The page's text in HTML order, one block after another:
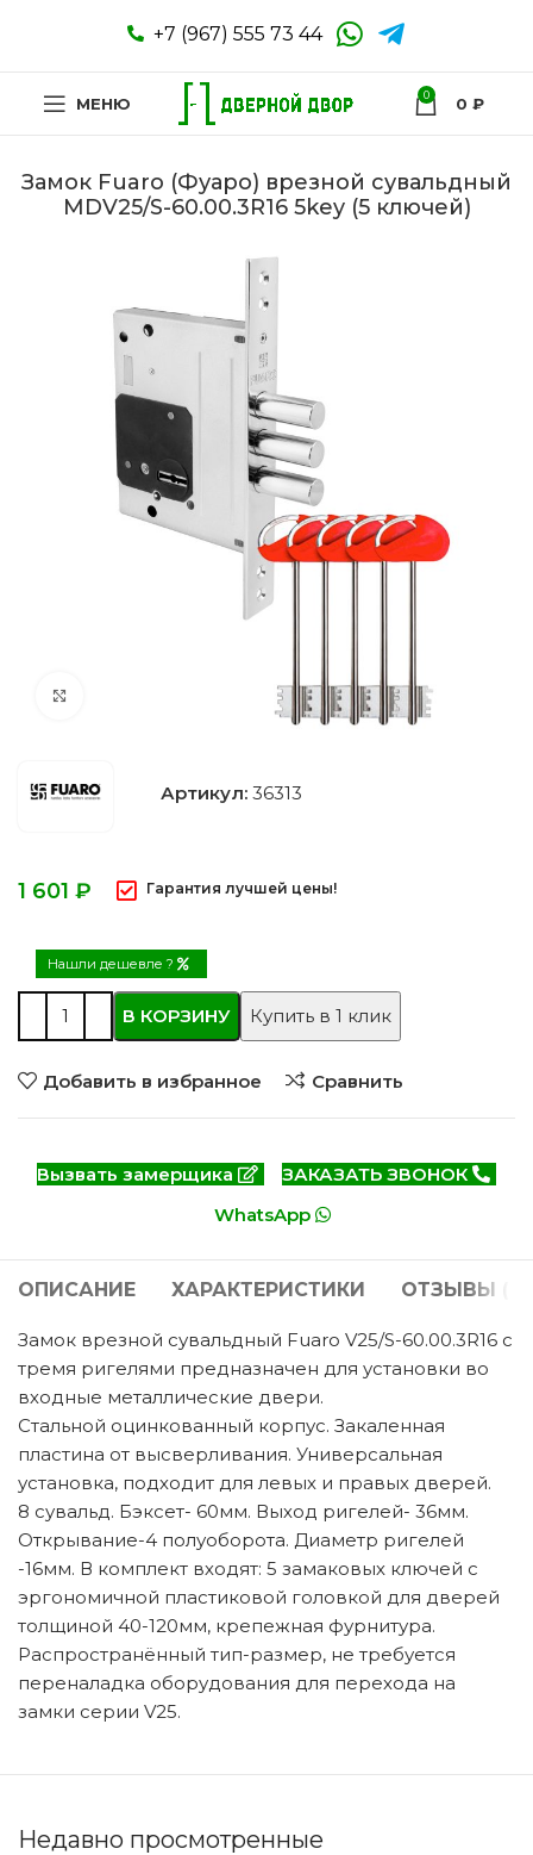
+7 (967) 555 73 44
МЕНЮ 0 0 ₽
Замок Fuaro (Фуаро) врезной сувальдный
MDV25/S-60.00.3R16 5key (5 ключей)
Нажмите, чтобы увеличить
Артикул: 36313
₽ Гарантия лучшей цены!
Нашли дешевле ?
В КОРЗИНУ Купить в 1 клик
Добавить в избранное Сравнить
Вызвать замерщика
ЗАКАЗАТЬ ЗВОНОК
WhatsApp
ОПИСАНИЕ ХАРАКТЕРИСТИКИ ОТЗЫВЫ (0)
Замок врезной сувальдный Fuaro V25/S-60.00.3R16 с
тремя ригелями предназначен для установки во
входные металлические двери.
Стальной оцинкованный корпус. Закаленная
пластина от высверливания. Универсальная
установка, подходит для левых и правых дверей.
8 сувальд. Бэксет- 60мм. Выход ригелей- 36мм.
Открывание-4 полуоборота. Диаметр ригелей
-16мм. В комплект входят: 5 замаковых ключей с
эргономичной пластиковой головкой для дверей
толщиной 40-120мм, крепежная фурнитура.
Распространённый тип-размер, не требуется
переналадка оборудования для перехода на
замки серии V25.
Недавно просмотренные